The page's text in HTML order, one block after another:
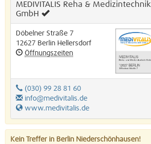
MEDIVITALIS Reha & Medizintechnik
GmbH
Döbelner Straße 7
12627 Berlin Hellersdorf
Öffnungszeiten
(030) 99 28 81 60
info@medivitalis.de
www.medivitalis.de
Kein Treffer in Berlin Niederschönhausen!